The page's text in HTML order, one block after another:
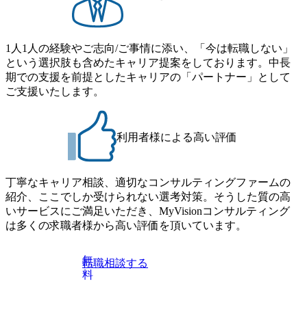
1人1人の経験やご志向/ご事情に添い、「今は転職しない」
という選択肢も含めたキャリア提案をしております。中長
期での支援を前提としたキャリアの「パートナー」として
ご支援いたします。
利用者様による高い評価
丁寧なキャリア相談、適切なコンサルティングファームの
紹介、ここでしか受けられない選考対策。そうした質の高
いサービスにご満足いただき、MyVisionコンサルティング
は多くの求職者様から高い評価を頂いています。
無
料
転職相談する